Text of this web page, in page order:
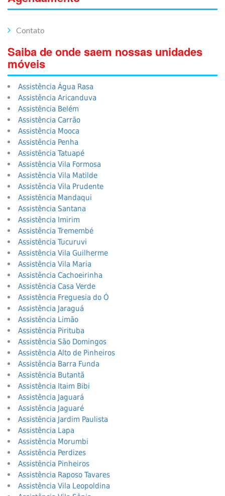
Contato
Saiba de onde saem nossas unidades
móveis
Assistência Água Rasa
Assistência Aricanduva
Assistência Belém
Assistência Carrão
Assistência Mooca
Assistência Penha
Assistência Tatuapé
Assistência Vila Formosa
Assistência Vila Matilde
Assistência Vila Prudente
Assistência Mandaqui
Assistência Santana
Assistência Imirim
Assistência Tremembé
Assistência Tucuruvi
Assistência Vila Guilherme
Assistência Vila Maria
Assistência Cachoeirinha
Assistência Casa Verde
Assistência Freguesia do Ó
Assistência Jaraguá
Assistência Limão
Assistência Pirituba
Assistência São Domingos
Assistência Alto de Pinheiros
Assistência Barra Funda
Assistência Butantã
Assistência Itaim Bibi
Assistência Jaguará
Assistência Jaguaré
Assistência Jardim Paulista
Assistência Lapa
Assistência Morumbi
Assistência Perdizes
Assistência Pinheiros
Assistência Raposo Tavares
Assistência Vila Leopoldina